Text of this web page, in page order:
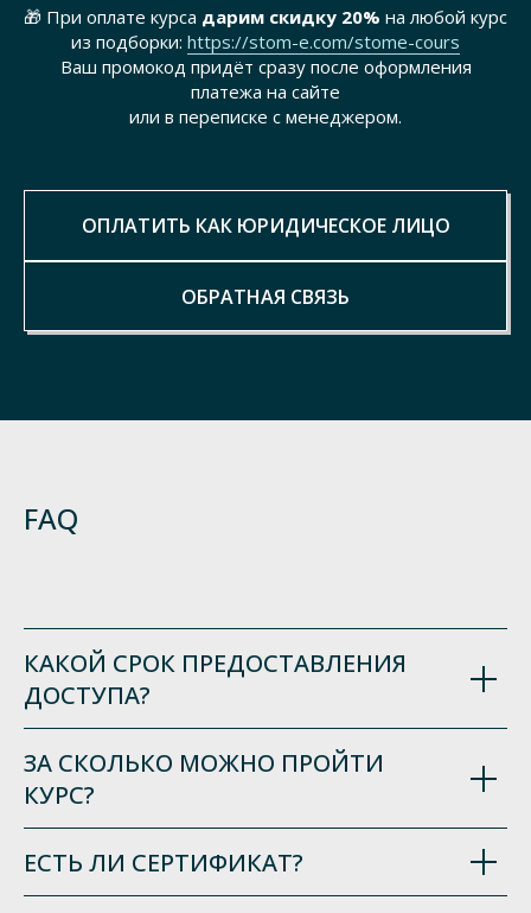
🎁 При оплате курса дарим скидку 20% на любой курс
из подборки: https://stom-e.com/stome-cours
Ваш промокод придёт сразу после оформления
платежа на сайте
или в переписке с менеджером.
ОПЛАТИТЬ КАК ЮРИДИЧЕСКОЕ ЛИЦО
ОБРАТНАЯ СВЯЗЬ
FAQ
КАКОЙ СРОК ПРЕДОСТАВЛЕНИЯ
ДОСТУПА?
ЗА СКОЛЬКО МОЖНО ПРОЙТИ
КУРС?
ЕСТЬ ЛИ СЕРТИФИКАТ?